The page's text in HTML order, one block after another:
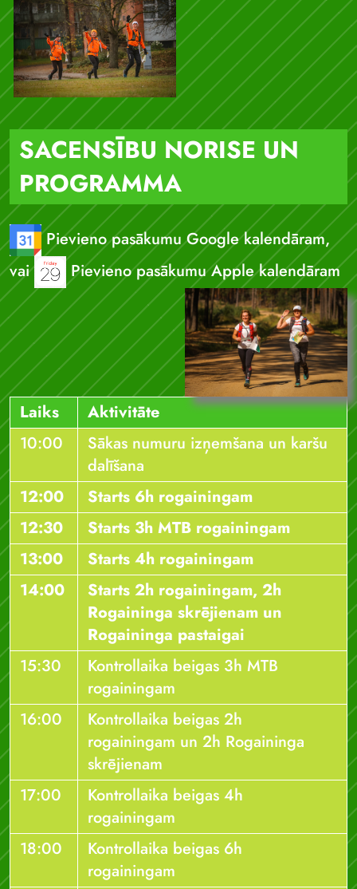
SACENSĪBU NORISE UN
PROGRAMMA
Pievieno pasākumu Google kalendāram,
vai
Pievieno pasākumu Apple kalendāram
Laiks
Aktivitāte
10:00
Sākas numuru izņemšana un karšu
dalīšana
12:00
Starts 6h rogainingam
12:30
Starts 3h MTB rogainingam
13:00
Starts 4h rogainingam
14:00
Starts 2h rogainingam, 2h
Rogaininga skrējienam un
Rogaininga pastaigai
15:30
Kontrollaika beigas 3h MTB
rogainingam
16:00
Kontrollaika beigas 2h
rogainingam un 2h Rogaininga
skrējienam
17:00
Kontrollaika beigas 4h
rogainingam
18:00
Kontrollaika beigas 6h
rogainingam